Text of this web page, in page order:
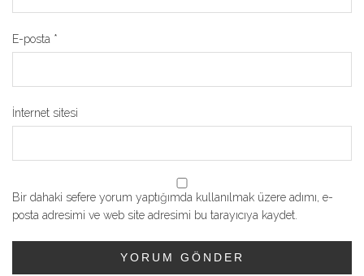
E-posta *
İnternet sitesi
Bir dahaki sefere yorum yaptığımda kullanılmak üzere adımı, e-
posta adresimi ve web site adresimi bu tarayıcıya kaydet.